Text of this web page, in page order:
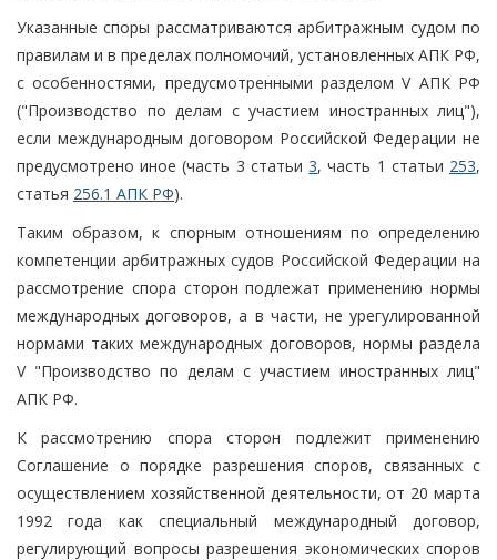
Указанные споры рассматриваются арбитражным судом по
правилам и в пределах полномочий, установленных АПК РФ,
с особенностями, предусмотренными разделом V АПК РФ
("Производство по делам с участием иностранных лиц"),
если международным договором Российской Федерации не
предусмотрено иное (часть 3 статьи3, часть 1 статьи 253,
статья 256.1 АПК РФ).
Таким образом, к спорным отношениям по определению
компетенции арбитражных судов Российской Федерации на
рассмотрение спора сторон подлежат применению нормы
международных договоров, а в части, не урегулированной
нормами таких международных договоров, нормы раздела
V "Производство по делам с участием иностранных лиц"
АПК РФ.
К рассмотрению спора сторон подлежит применению
Соглашение о порядке разрешения споров, связанных с
осуществлением хозяйственной деятельности, от 20 марта
1992 года как специальный международный договор,
регулирующий вопросы разрешения экономических споров